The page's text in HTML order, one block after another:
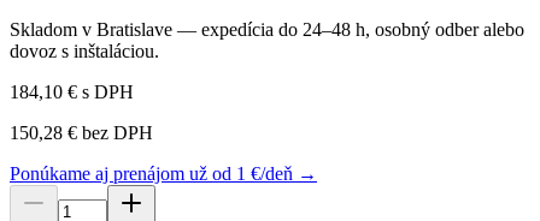
Skladom v Bratislave — expedícia do 24–48 h, osobný odber alebo
dovoz s inštaláciou.
184,10 € s DPH
150,28 € bez DPH
Ponúkame aj prenájom už od 1 €/deň →